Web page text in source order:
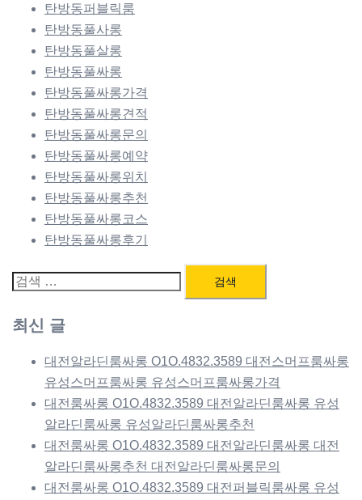
탄방동퍼블릭룸
탄방동풀사롱
탄방동풀살롱
탄방동풀싸롱
탄방동풀싸롱가격
탄방동풀싸롱견적
탄방동풀싸롱문의
탄방동풀싸롱예약
탄방동풀싸롱위치
탄방동풀싸롱추천
탄방동풀싸롱코스
탄방동풀싸롱후기
검
최신 글
대전알라딘룸싸롱 O1O.4832.3589 대전스머프룸싸롱
유성스머프룸싸롱 유성스머프룸싸롱가격
대전룸싸롱 O1O.4832.3589 대전알라딘룸싸롱 유성
알라딘룸싸롱 유성알라딘룸싸롱추천
대전룸싸롱 O1O.4832.3589 대전알라딘룸싸롱 대전
알라딘룸싸롱추천 대전알라딘룸싸롱문의
대전룸싸롱 O1O.4832.3589 대전퍼블릭룸싸롱 유성